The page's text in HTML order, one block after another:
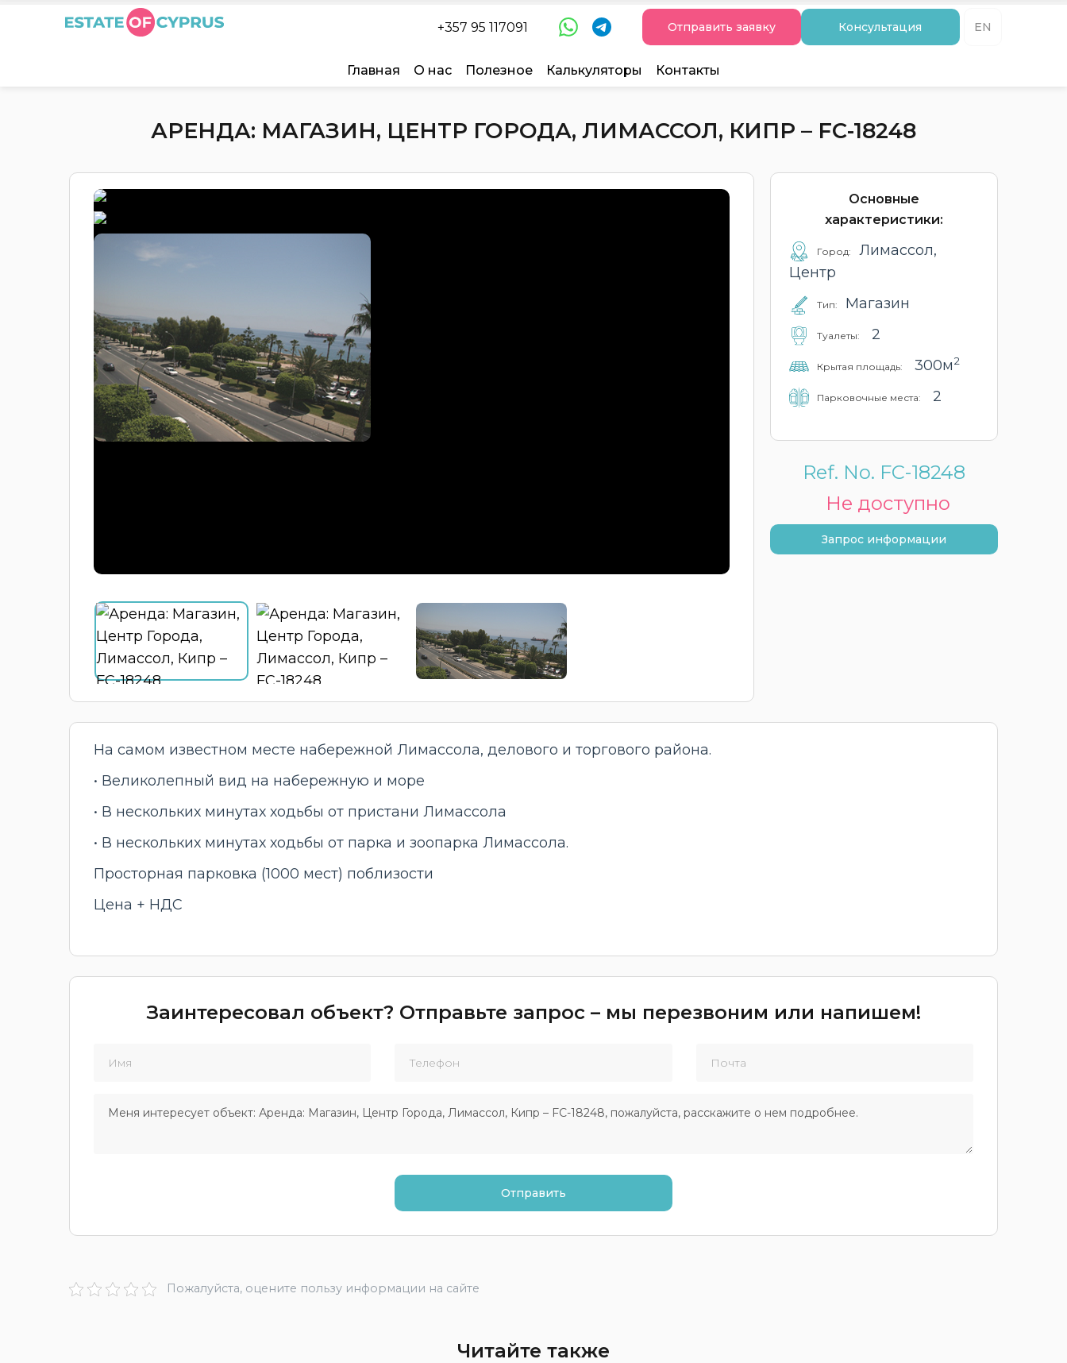
+357 95 117091 Отправить заявку Консультация EN
Главная О нас Полезное Калькуляторы Контакты
АРЕНДА: МАГАЗИН, ЦЕНТР ГОРОДА, ЛИМАССОЛ, КИПР – FC-18248
Основные
характеристики:
Город:
Лимассол,
Центр
Тип: Магазин
Туалеты: 2
Крытая площадь: 300м2
Парковочные места: 2
Ref. No. FC-18248
Не доступно
Запрос информации
На самом известном месте набережной Лимассола, делового и торгового района.
• Великолепный вид на набережную и море
• В нескольких минутах ходьбы от пристани Лимассола
• В нескольких минутах ходьбы от парка и зоопарка Лимассола.
Просторная парковка (1000 мест) поблизости
Цена + НДС
Заинтересовал объект? Отправьте запрос – мы перезвоним или напишем!
Пожалуйста, оцените пользу информации на сайте
Читайте также